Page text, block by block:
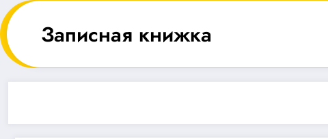
Перейти
к
содержимомуЗаписная книжка